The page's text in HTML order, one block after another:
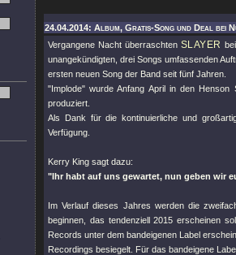
24.04.2014: Album, Gratis-Song und Deal bei
Vergangene Nacht überraschten SLAYER
unangekündigten, drei Songs umfassenden
ersten neuen Song der Band seit fünf Jahren.
"Implode" wurde Anfang April in den
produziert.
Als Dank für die kontinuierliche und
Verfügung.
Kerry King sagt dazu:
"Ihr habt auf uns gewartet, nun geben wir
Im Verlauf dieses Jahres werden die
beginnen, das tendenziell 2015 erscheinen
Records unter dem bandeigenen Label
Recordings besiegelt. Für das bandeigene